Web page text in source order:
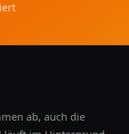
ab, auch die